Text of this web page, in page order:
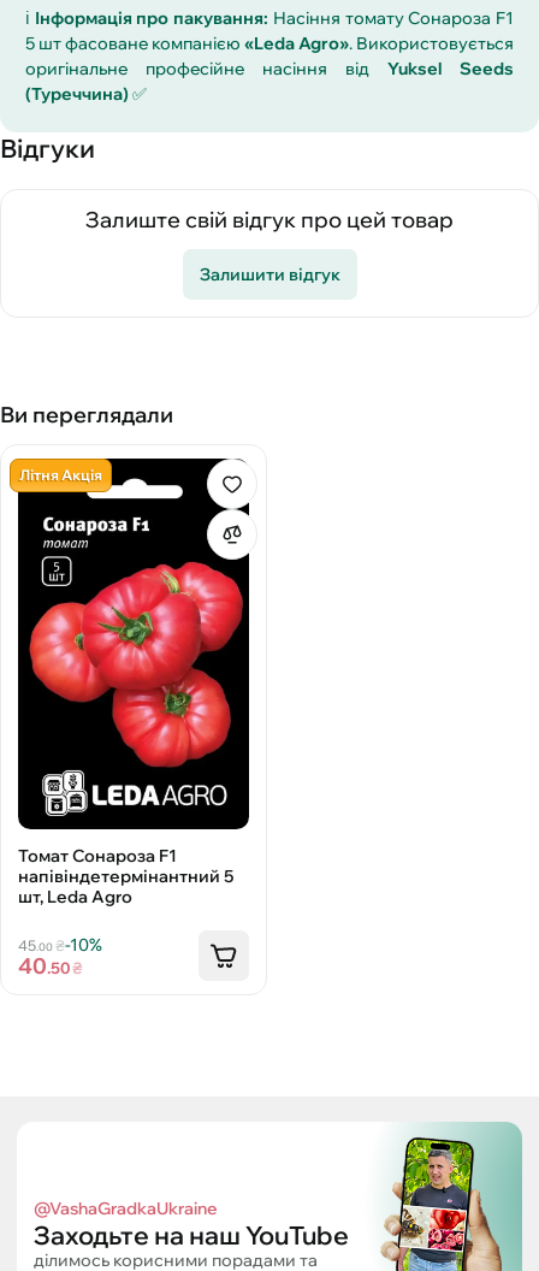
ℹ️ Інформація про пакування: Насіння томату Сонароза F1
5 шт фасоване компанією «Leda Agro». Використовується
оригінальне професійне насіння від Yuksel Seeds
(Туреччина)✅
Відгуки
Залиште свій відгук про цей товар
Залишити відгук
Ви переглядали
Літня Акція
Томат Сонароза F1
напівіндетермінантний 5
шт, Leda Agro
45.00₴-10%
40.50₴
@VashaGradkaUkraine
Заходьте на наш YouTube
ділимось корисними порадами та